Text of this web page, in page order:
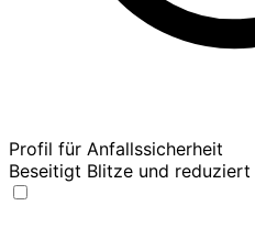
Profil für Anfallssicherheit
Beseitigt Blitze und reduziert